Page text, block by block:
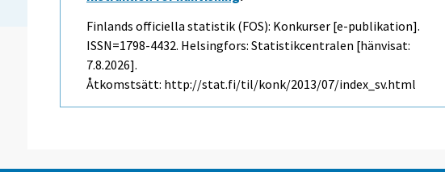
Finlands officiella statistik (FOS): Konkurser [e-publikation].
ISSN=1798-4432. Helsingfors: Statistikcentralen [hänvisat:
7.8.2026].
Åtkomstsätt: http://stat.fi/til/konk/2013/07/index_sv.html